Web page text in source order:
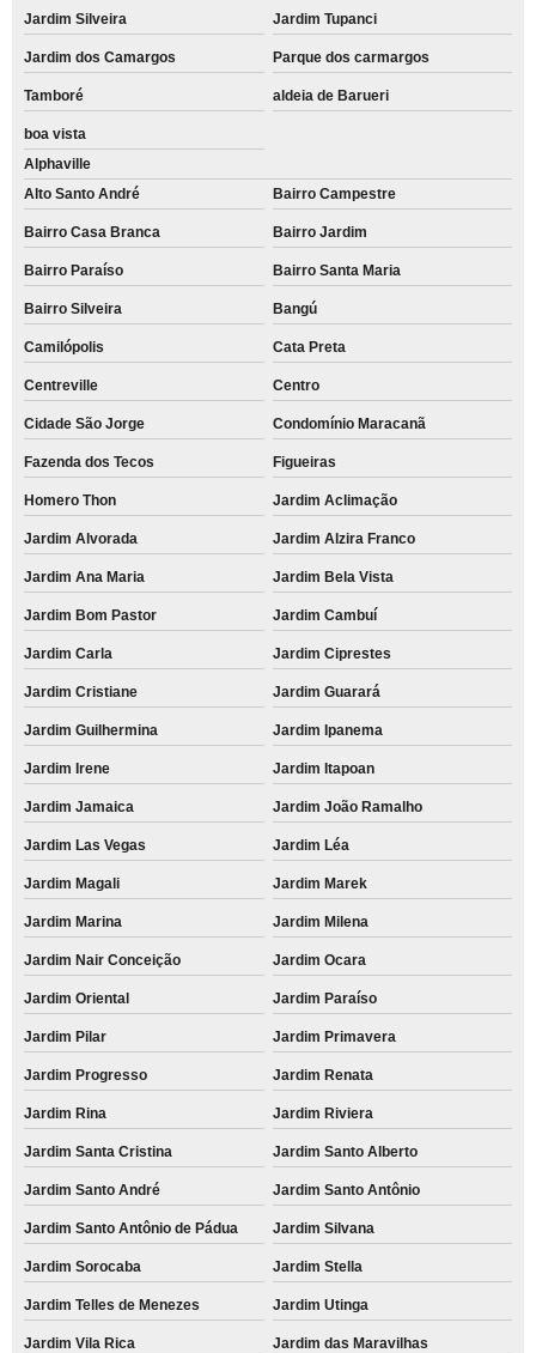
Jardim Silveira Jardim Tupanci
Jardim dos Camargos Parque dos carmargos
Tamboré aldeia de Barueri
boa vista
Alphaville
Alto Santo André
Bairro Campestre
Bairro Casa Branca Bairro Jardim
Bairro Paraíso Bairro Santa Maria
Bairro Silveira Bangú
Camilópolis Cata Preta
Centreville Centro
Cidade São Jorge Condomínio Maracanã
Fazenda dos Tecos Figueiras
Homero Thon Jardim Aclimação
Jardim Alvorada Jardim Alzira Franco
Jardim Ana Maria Jardim Bela Vista
Jardim Bom Pastor Jardim Cambuí
Jardim Carla Jardim Ciprestes
Jardim Cristiane Jardim Guarará
Jardim Guilhermina Jardim Ipanema
Jardim Irene Jardim Itapoan
Jardim Jamaica Jardim João Ramalho
Jardim Las Vegas Jardim Léa
Jardim Magali Jardim Marek
Jardim Marina Jardim Milena
Jardim Nair Conceição Jardim Ocara
Jardim Oriental Jardim Paraíso
Jardim Pilar Jardim Primavera
Jardim Progresso Jardim Renata
Jardim Rina Jardim Riviera
Jardim Santa Cristina Jardim Santo Alberto
Jardim Santo André Jardim Santo Antônio
Jardim Santo Antônio de Pádua Jardim Silvana
Jardim Sorocaba Jardim Stella
Jardim Telles de Menezes Jardim Utinga
Jardim Vila Rica Jardim das Maravilhas